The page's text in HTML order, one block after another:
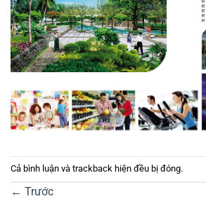
Cả bình luận và trackback hiện đều bị đóng.
← Trước